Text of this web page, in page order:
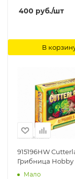
400 руб./шт
В
915196HW
Грибница Hobby
Мало